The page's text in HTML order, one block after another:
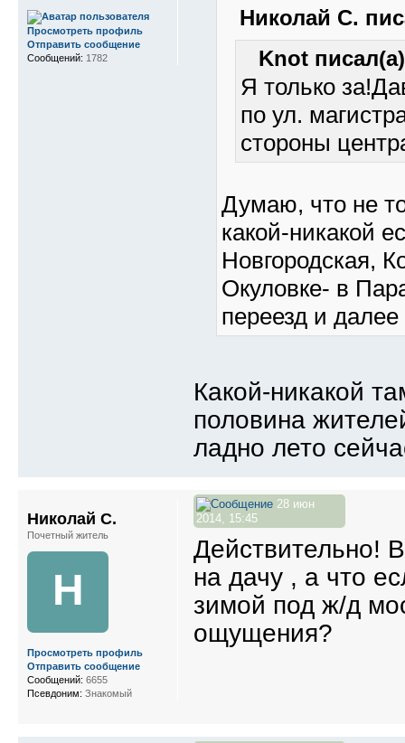
Николай С.
Knot
Я только
по ул.
стороны
Думаю, что не
какой-никакой
Новгородская,
Окуловке- в
переезд и
Какой-никакой
половина
ладно лето
Просмотреть профиль
Отправить сообщение
Сообщений: 1782
28 июн
2014, 15:45
Действительно!
на дачу , а что
зимой под ж/д
ощущения?
Николай С.
Почетный житель
Н
Просмотреть профиль
Отправить сообщение
Сообщений: 6655
Псевдоним: Знакомый